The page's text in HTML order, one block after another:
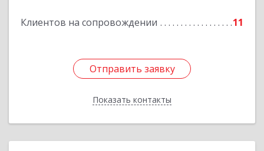
Клиентов на сопровождении 11
Отправить заявку
Показать контакты
Отправить заявку
Назад